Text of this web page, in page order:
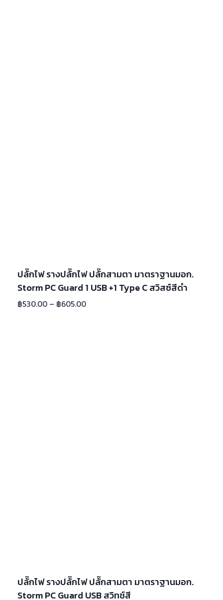
ปลั๊กไฟ รางปลั๊กไฟ ปลั๊กสามตา มาตราฐานมอก.
Storm PC Guard 1 USB +1 Type C สวิสซ์สีดำ
฿530.00 – ฿605.00
ปลั๊กไฟ รางปลั๊กไฟ ปลั๊กสามตา มาตราฐานมอก.
Storm PC Guard USB สวิทช์สี